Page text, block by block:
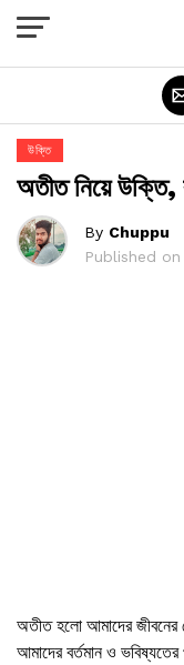
উক্তি
অতীত নিয়ে উক্তি,
By Chuppu
Published on
অতীত হলো আমাদের জীবনের
আমাদের বর্তমান ও